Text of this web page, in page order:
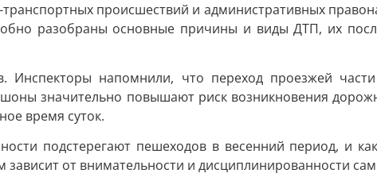
происшествий и административных
разобраны основные причины и виды ДТП, их
напомнили, что переход проезжей
значительно повышают риск возникновения
время суток.
подстерегают пешеходов в весенний период, и
от внимательности и дисциплинированности